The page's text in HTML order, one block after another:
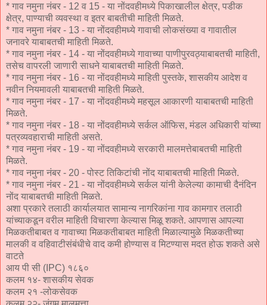
* गाव नमुना नंबर - 12 व 15 - या नोंदवहीमध्ये पिकाखालील क्षेत्र, पडीक
क्षेत्र, पाण्याची व्यवस्था व इतर बाबतीची माहिती मिळते.
* गाव नमुना नंबर - 13 - या नोंदवहीमध्ये गावाची लोकसंख्या व गावातील
जनावरे याबाबतची माहिती मिळते.
* गाव नमुना नंबर - 14 - या नोंदवहीमध्ये गावाच्या पाणीपुरवठ्याबाबतची माहिती,
तसेच वापरली जाणारी साधने याबाबतची माहिती मिळते.
* गाव नमुना नंबर - 16 - या नोंदवहीमध्ये माहिती पुस्तके, शासकीय आदेश व
नवीन नियमावली याबाबतची माहिती मिळते.
* गाव नमुना नंबर - 17 - या नोंदवहीमध्ये महसूल आकारणी याबाबतची माहिती
मिळते.
* गाव नमुना नंबर - 18 - या नोंदवहीमध्ये सर्कल ऑफिस, मंडल अधिकारी यांच्या
पत्रव्यवहाराची माहिती असते.
* गाव नमुना नंबर - 19 - या नोंदवहीमध्ये सरकारी मालमत्तेबाबतची माहिती
मिळते.
* गाव नमुना नंबर - 20 - पोस्ट तिकिटांची नोंद याबाबतची माहिती मिळते.
* गाव नमुना नंबर - 21 - या नोंदवहीमध्ये सर्कल यांनी केलेल्या कामाची दैनंदिन
नोंद याबाबतची माहिती मिळते.
अशा प्रकारे तलाठी कार्यालयात सामान्य नागरिकांना गाव कामगार तलाठी
यांच्याकडून वरील माहिती विचारणा केल्यास मिळू शकते. आपणास आपल्या
मिळकतीबाबत व गावाच्या मिळकतीबाबत माहिती मिळाल्यामुळे मिळकतीच्या
मालकी व वहिवाटीसंबंधीचे वाद कमी होण्यास व मिटण्यास मदत होऊ शकते असे
वाटते
आय पी सी (IPC) १८६०
कलम १४- शासकीय सेवक
कलम २१ -लोकसेवक